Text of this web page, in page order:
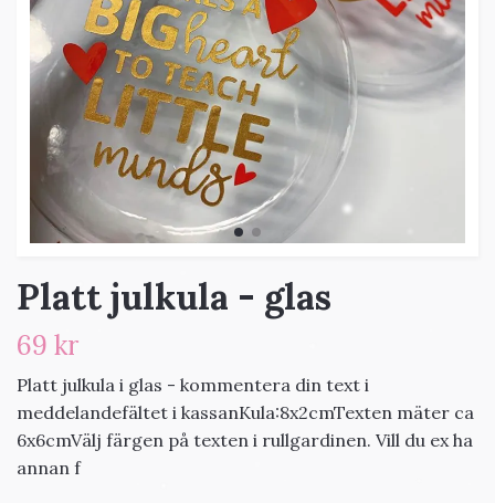
Platt julkula - glas
69 kr
Platt julkula i glas - kommentera din text i
meddelandefältet i kassanKula:8x2cmTexten mäter ca
6x6cmVälj färgen på texten i rullgardinen. Vill du ex ha
annan f